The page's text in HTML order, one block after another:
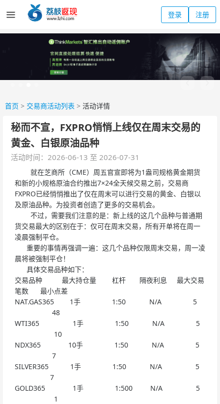
登录 注册
首页 > 交易商活动列表 > 活动详情
秘而不宣，FXPRO悄悄上线仅在周末交易的
黄金、白银原油品种
活动时间：2026-06-13 至 2026-07-31
就在芝商所（CME）周五官宣即将为1盎司规格黄金期货
和新的小规格原油合约推出7×24全天候交易之前，交易商
FXPRO已经悄悄推出了仅在周末可以进行交易的黄金、白银以
及原油品种。为投资者创造了更多的交易机会。
不过，需要我们注意的是：新上线的这几个品种与普通期
货交易最大的区别在于：仅可在周末交易，所有开单将在周一
凌晨强制平仓。
重要的事情再强调一遍：这几个品种仅限周末交易，周一凌
晨将被强制平仓！
具体交易品种如下：
交易品种 最大持仓量 杠杆 隔夜利息 最大交易
笔数 最小点差
NAT.GAS365 1手 1:50 N/A 5
48
WTI365 1手 1:50 N/A 5
10
NDX365 10手 1:50 N/A 5
7
SILVER365 1手 1:50 N/A 5
7
GOLD365 1手 1:500 N/A 5
1